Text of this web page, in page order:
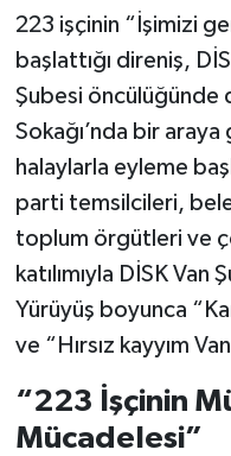
223 işçinin “İşimizi
başlattığı direniş,
Şubesi öncülüğünde
Sokağı’nda bir
halaylarla eyleme
parti temsilcileri,
toplum örgütleri ve
katılımıyla DİSK Van
Yürüyüş boyunca
ve “Hırsız kayyım
“223 İşçinin
Mücadelesi”
POLİTİKA
REKLAM
SAĞLIK
SİYASET
SPOR
TEKNOLOJİ